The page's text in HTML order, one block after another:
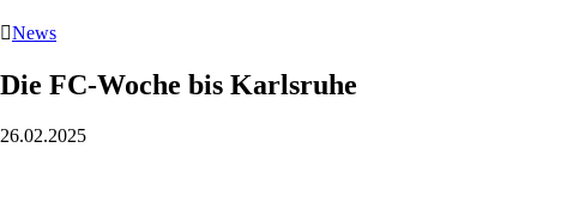
News
Die FC-Woche bis Karlsruhe
26.02.2025